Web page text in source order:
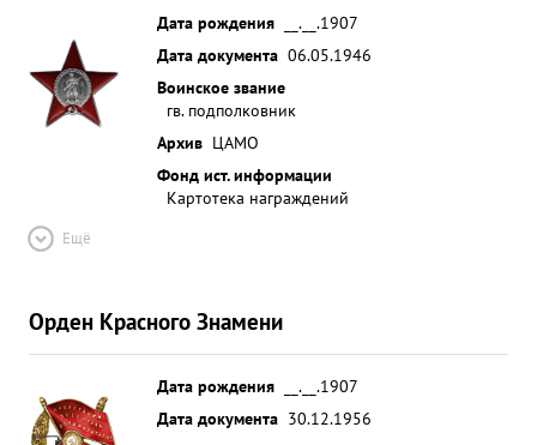
Дата рождения
__.__.1907
Дата документа 06.05.1946
Воинское звание
гв. подполковник
Архив ЦАМО
Фонд ист. информации
Картотека награждений
Ещё
Орден Красного Знамени
Дата рождения
__.__.1907
Дата документа 30.12.1956